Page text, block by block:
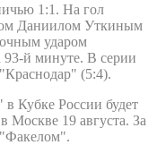
1:1. На гол
Даниилом Уткиным
ударом
й минуте. В серии
(5:4).
Кубке России будет
Москве 19 августа. За
"Факелом".